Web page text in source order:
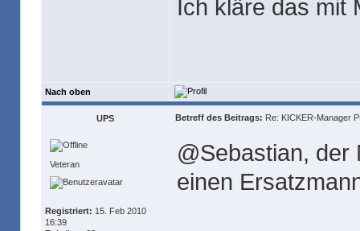
Ich kläre das mit
Nach oben
UPS Betreff des Beitrags: Re: KICKER-Manager
Veteran
Registriert: 15. Feb 2010
16:39
@Sebastian, der
einen